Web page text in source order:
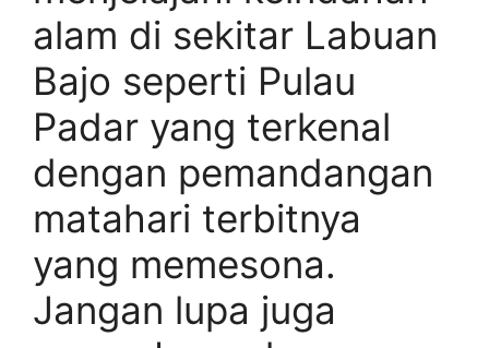
alam di sekitar Labuan
Bajo seperti Pulau
Padar yang terkenal
dengan pemandangan
matahari terbitnya
yang memesona.
Jangan lupa juga